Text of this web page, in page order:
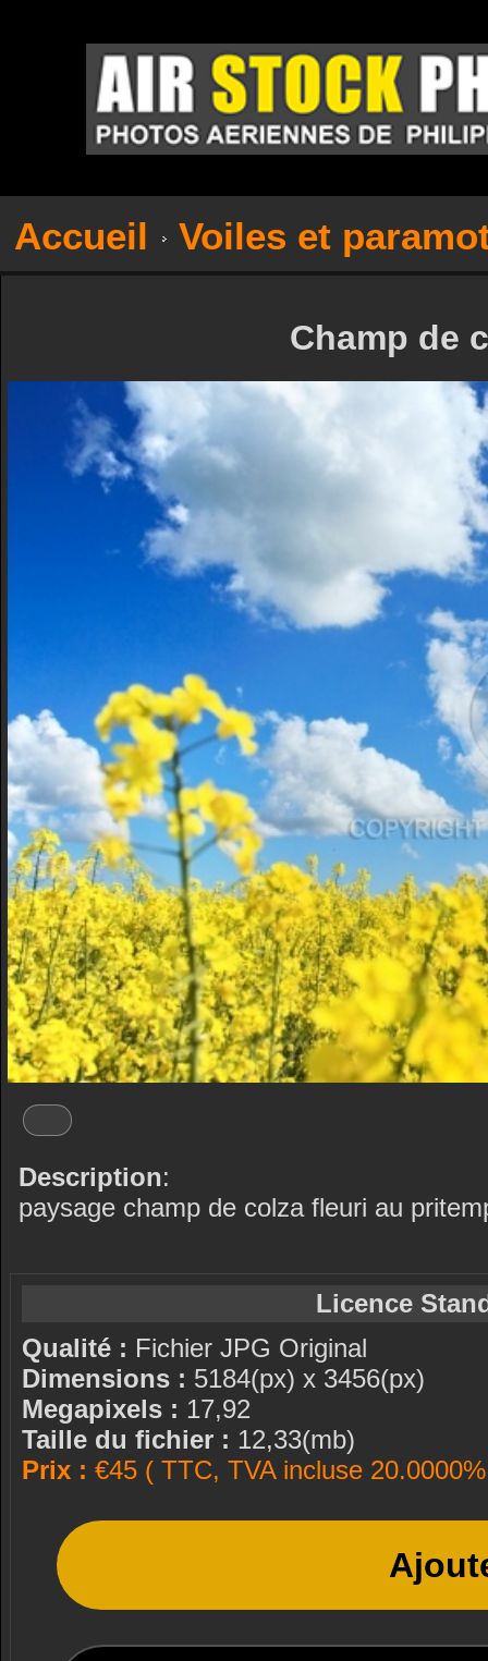
Accueil Voiles et
Champ de
Description:
paysage champ de colza fleuri au
Licence
Qualité : Fichier JPG Original
Dimensions : 5184(px) x 3456(px)
Megapixels : 17,92
Taille du fichier : 12,33(mb)
Prix : €45 ( TTC, TVA incluse